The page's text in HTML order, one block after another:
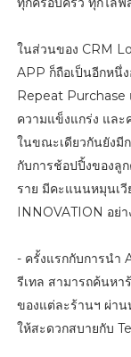
ในส่วนของ CRM
APP ก็ถือเป็นอีกหนึ่
Repeat Purchase
ความแข็งแกร่ง แล
ในขณะเดียวกันยังมี
กับการช้อปปิ้งของลู
ราย มีคะแนนหมุนเ
INNOVATION อย่า
- ครั้งแรกกับการนำ
รีเทล สามารถค้นห
ของแต่ละร้านฯ ผ่าน
ให้สะดวกสบายกับ